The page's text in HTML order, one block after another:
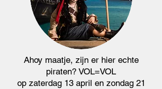
Ahoy maatje, zijn er hier echte
piraten? VOL=VOL
op zaterdag 13 april en zondag 21